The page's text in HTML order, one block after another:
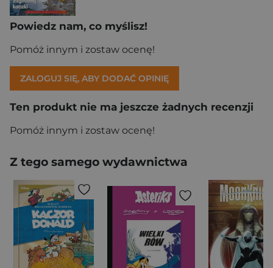
Powiedz nam, co myślisz!
Pomóż innym i zostaw ocenę!
ZALOGUJ SIĘ, ABY DODAĆ OPINIĘ
Ten produkt nie ma jeszcze żadnych recenzji
Pomóż innym i zostaw ocenę!
Z tego samego wydawnictwa